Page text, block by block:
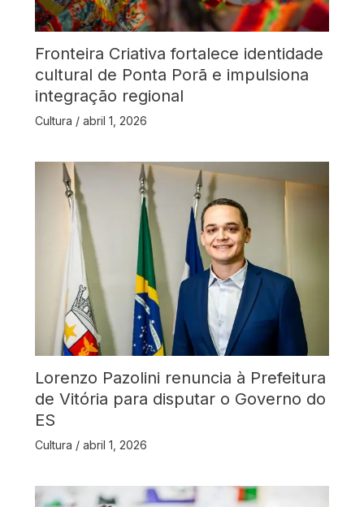
Fronteira Criativa fortalece identidade
cultural de Ponta Porã e impulsiona
integração regional
Cultura / abril 1, 2026
Lorenzo Pazolini renuncia à Prefeitura
de Vitória para disputar o Governo do
ES
Cultura / abril 1, 2026